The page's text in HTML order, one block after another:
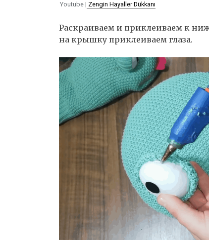
Youtube | Zengin Hayaller Dükkanı
Раскраиваем и приклеиваем к
на крышку приклеиваем глаза.